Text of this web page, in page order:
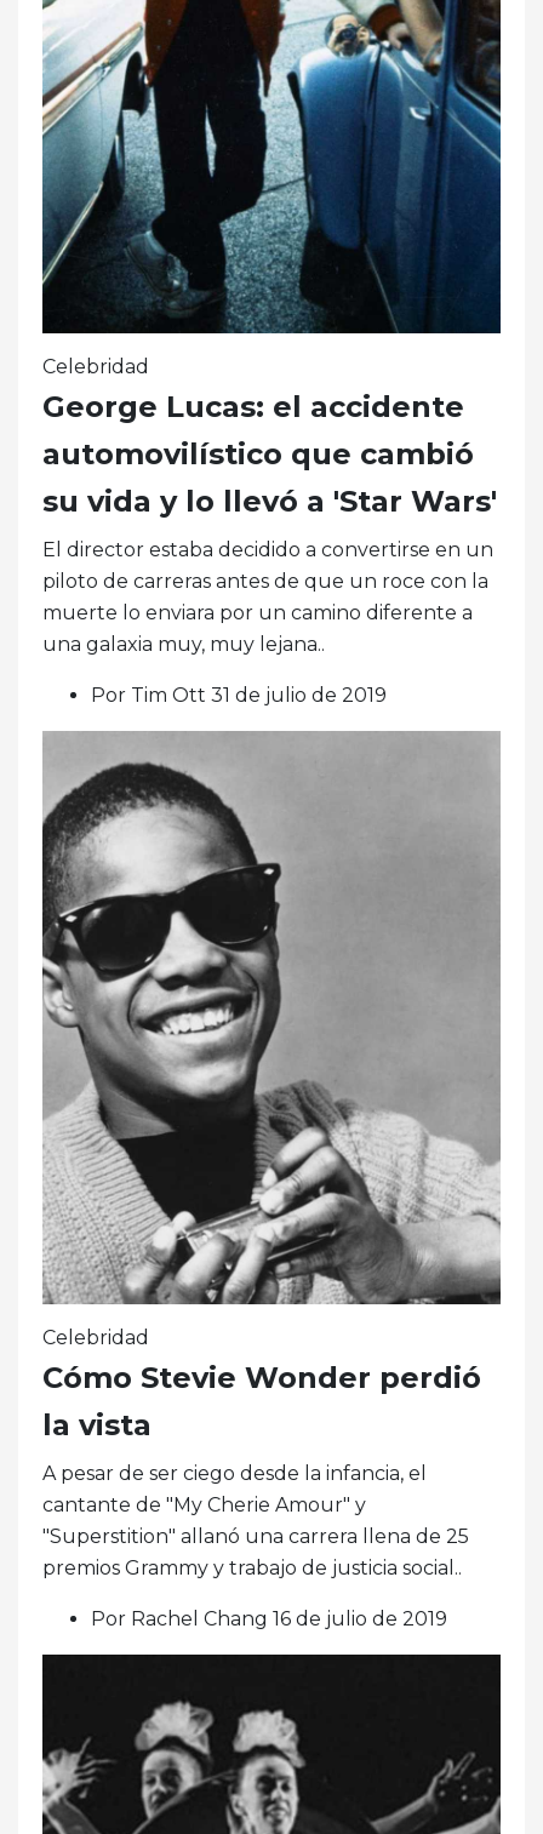
Celebridad
George Lucas: el accidente
automovilístico que cambió
su vida y lo llevó a 'Star Wars'
El director estaba decidido a convertirse en un
piloto de carreras antes de que un roce con la
muerte lo enviara por un camino diferente a
una galaxia muy, muy lejana..
Por Tim Ott 31 de julio de 2019
Celebridad
Cómo Stevie Wonder perdió
la vista
A pesar de ser ciego desde la infancia, el
cantante de "My Cherie Amour" y
"Superstition" allanó una carrera llena de 25
premios Grammy y trabajo de justicia social..
Por Rachel Chang 16 de julio de 2019